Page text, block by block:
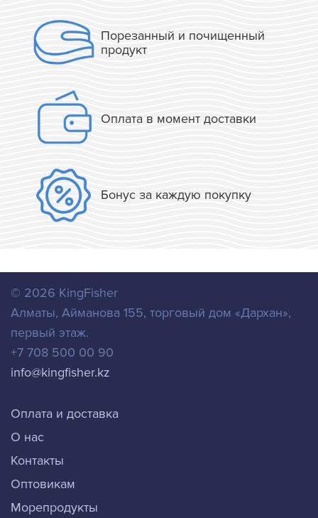
Порезанный и почищенный
продукт
Оплата в момент доставки
Бонус за каждую покупку
© 2026 KingFisher
Алматы, Айманова 155, торговый дом «Дархан»,
первый этаж.
+7 708 500 00 90
info@kingfisher.kz
Оплата и доставка
О нас
Контакты
Оптовикам
Морепродукты